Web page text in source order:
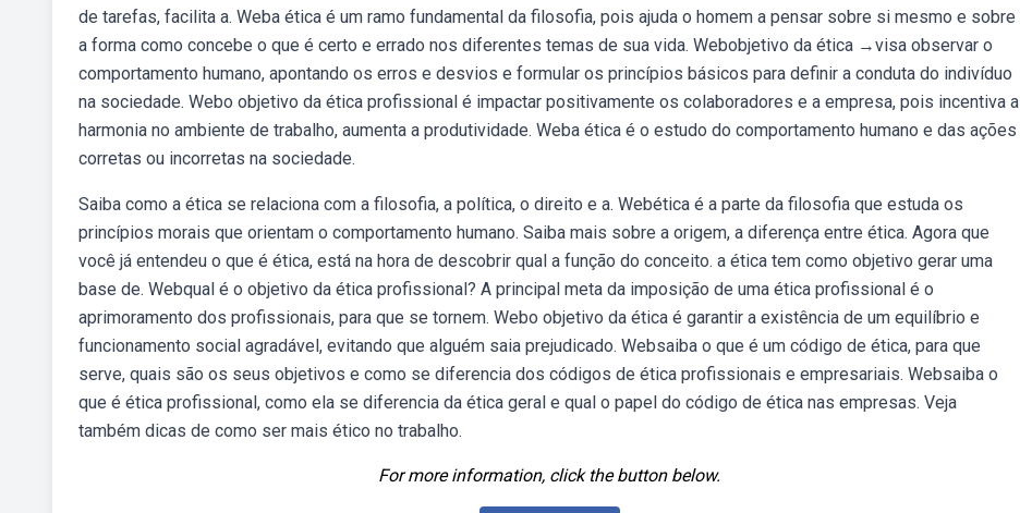
de tarefas, facilita a. Weba ética é um ramo fundamental da filosofia, pois ajuda o homem a pensar sobre si mesmo e sobre
a forma como concebe o que é certo e errado nos diferentes temas de sua vida. Webobjetivo da ética →visa observar o
comportamento humano, apontando os erros e desvios e formular os princípios básicos para definir a conduta do indivíduo
na sociedade. Webo objetivo da ética profissional é impactar positivamente os colaboradores e a empresa, pois incentiva a
harmonia no ambiente de trabalho, aumenta a produtividade. Weba ética é o estudo do comportamento humano e das ações
corretas ou incorretas na sociedade.
Saiba como a ética se relaciona com a filosofia, a política, o direito e a. Webética é a parte da filosofia que estuda os
princípios morais que orientam o comportamento humano. Saiba mais sobre a origem, a diferença entre ética. Agora que
você já entendeu o que é ética, está na hora de descobrir qual a função do conceito. a ética tem como objetivo gerar uma
base de. Webqual é o objetivo da ética profissional? A principal meta da imposição de uma ética profissional é o
aprimoramento dos profissionais, para que se tornem. Webo objetivo da ética é garantir a existência de um equilíbrio e
funcionamento social agradável, evitando que alguém saia prejudicado. Websaiba o que é um código de ética, para que
serve, quais são os seus objetivos e como se diferencia dos códigos de ética profissionais e empresariais. Websaiba o
que é ética profissional, como ela se diferencia da ética geral e qual o papel do código de ética nas empresas. Veja
também dicas de como ser mais ético no trabalho.
For more information, click the button below.